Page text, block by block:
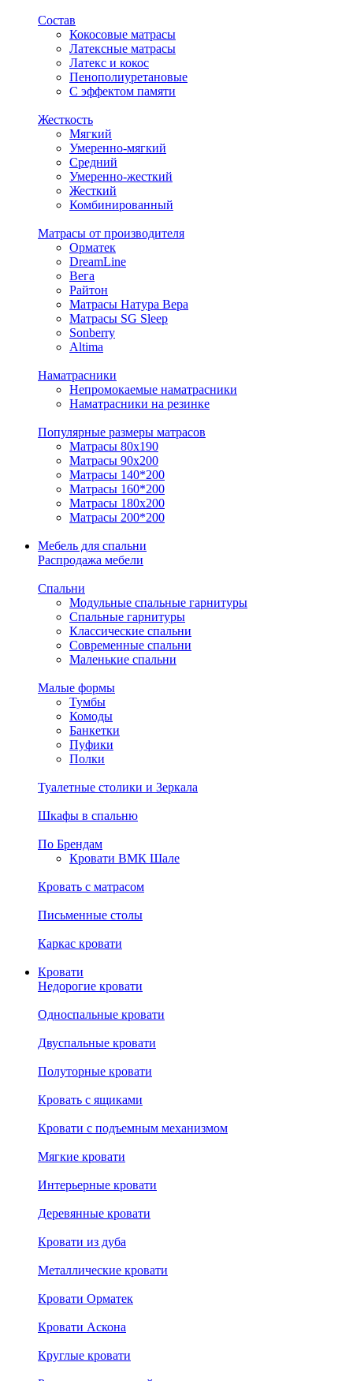
Состав
Кокосовые матрасы
Латексные матрасы
Латекс и кокос
Пенополиуретановые
С эффектом памяти
Жесткость
Мягкий
Умеренно-мягкий
Средний
Умеренно-жесткий
Жесткий
Комбинированный
Матрасы от производителя
Орматек
DreamLine
Вега
Райтон
Матрасы Натура Вера
Матрасы SG Sleep
Sonberry
Altima
Наматрасники
Непромокаемые наматрасники
Наматрасники на резинке
Популярные размеры матрасов
Матрасы 80x190
Матрасы 90x200
Матрасы 140*200
Матрасы 160*200
Матрасы 180x200
Матрасы 200*200
Мебель для спальни
Распродажа мебели
Спальни
Модульные спальные гарнитуры
Спальные гарнитуры
Классические спальни
Современные спальни
Маленькие спальни
Малые формы
Тумбы
Комоды
Банкетки
Пуфики
Полки
Туалетные столики и Зеркала
Шкафы в спальню
По Брендам
Кровати ВМК Шале
Кровать с матрасом
Письменные столы
Каркас кровати
Кровати
Недорогие кровати
Односпальные кровати
Двуспальные кровати
Полуторные кровати
Кровать с ящиками
Кровати с подъемным механизмом
Мягкие кровати
Интерьерные кровати
Деревянные кровати
Кровати из дуба
Металлические кровати
Кровати Орматек
Кровати Аскона
Круглые кровати